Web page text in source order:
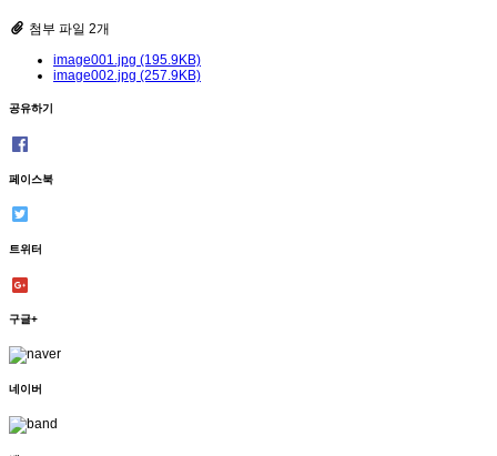
첨부 파일 2개
image001.jpg (195.9KB)
image002.jpg (257.9KB)
공유하기
페이스북
트위터
구글+
네이버